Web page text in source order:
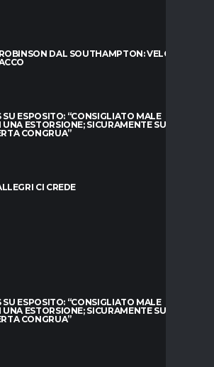
DAL SOUTHAMPTON: VELOCITÀ E
SU ESPOSITO: “CONSIGLIATO MALE
ESTORSIONE; SICURAMENTE SUL
CONGRUA”
CI CREDE
SU ESPOSITO: “CONSIGLIATO MALE
ESTORSIONE; SICURAMENTE SUL
CONGRUA”